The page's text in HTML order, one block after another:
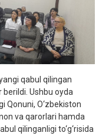
qabul qilingan
Ushbu oyda
Qonuni, O‘zbekiston
va qarorlari hamda
qilinganligi to‘g‘risida